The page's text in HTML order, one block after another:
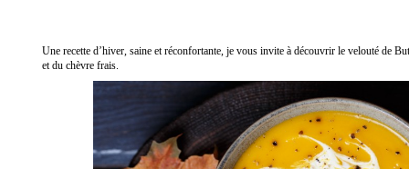
Une recette d’hiver, saine et réconfortante, je vous invite à découvrir le velouté de
et du chèvre frais.